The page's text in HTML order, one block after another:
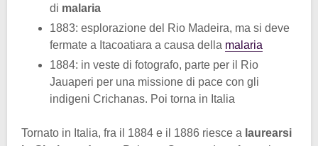
di malaria
1883: esplorazione del Rio Madeira, ma si deve
fermate a Itacoatiara a causa della malaria
1884: in veste di fotografo, parte per il Rio
Jauaperi per una missione di pace con gli
indigeni Crichanas. Poi torna in Italia
Tornato in Italia, fra il 1884 e il 1886 riesce a laurearsi